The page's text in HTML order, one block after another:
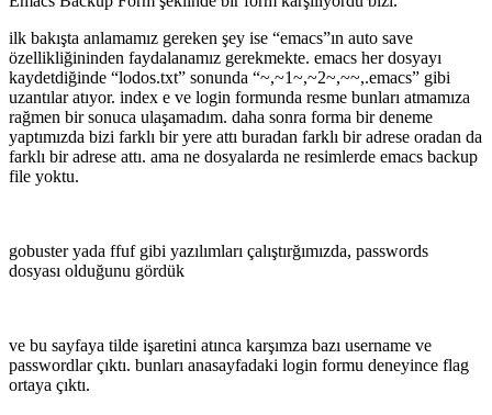
ilk bakışta anlamamız gereken şey ise “emacs”ın auto save
özellikliğininden faydalanamız gerekmekte. emacs her dosyayı
kaydetdiğinde “lodos.txt” sonunda “~,~1~,~2~,~~,.emacs” gibi
uzantılar atıyor. index e ve login formunda resme bunları atmamıza
rağmen bir sonuca ulaşamadım. daha sonra forma bir deneme
yaptımızda bizi farklı bir yere attı buradan farklı bir adrese oradan da
farklı bir adrese attı. ama ne dosyalarda ne resimlerde emacs backup
file yoktu.
gobuster yada ffuf gibi yazılımları çalıştırğımızda, passwords
dosyası olduğunu gördük
ve bu sayfaya tilde işaretini atınca karşımza bazı username ve
passwordlar çıktı. bunları anasayfadaki login formu deneyince flag
ortaya çıktı.